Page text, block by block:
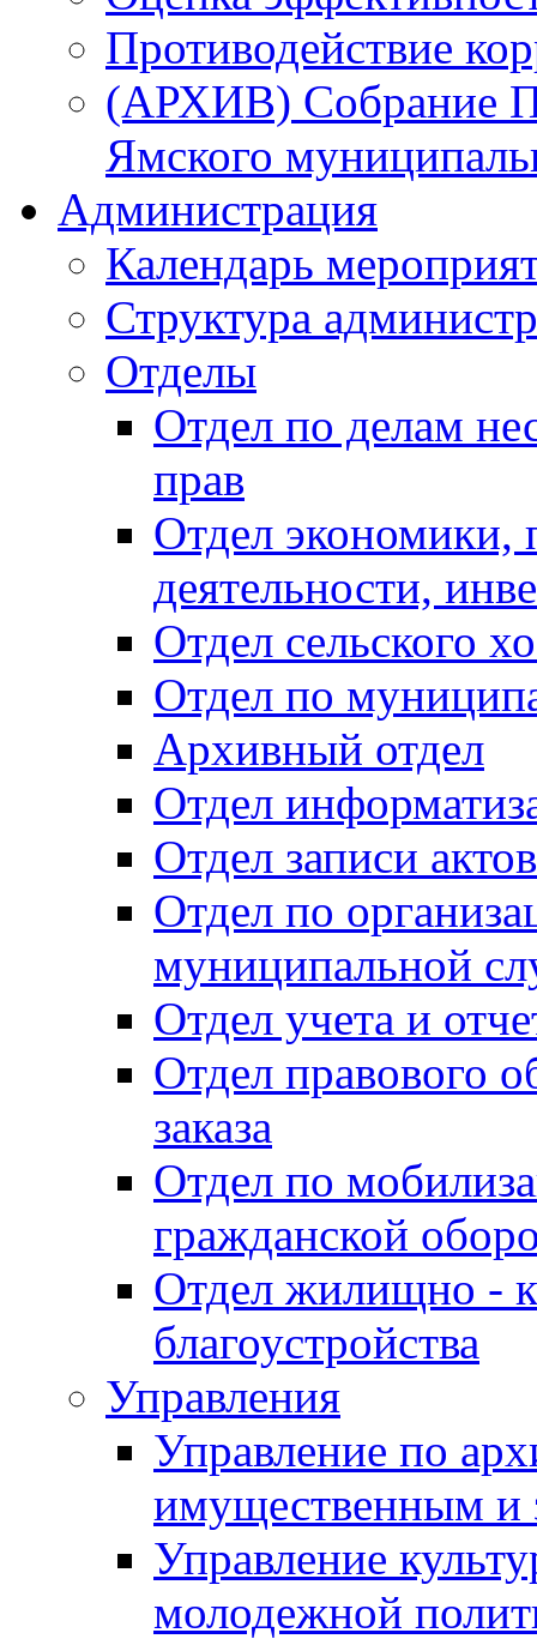
Противодействие
(АРХИВ) Собрание
Ямского
Администрация
Календарь
Структура
Отделы
Отдел по делам
прав
Отдел экономики,
деятельности,
Отдел сельского
Отдел по
Архивный отдел
Отдел
Отдел записи
Отдел по
муниципальной
Отдел учета и
Отдел правового
заказа
Отдел по
гражданской
Отдел жилищно -
благоустройства
Управления
Управление по
имущественным и
Управление
молодежной